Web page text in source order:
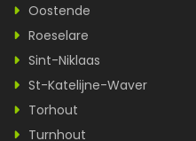
Oostende
Roeselare
Sint-Niklaas
St-Katelijne-Waver
Torhout
Turnhout